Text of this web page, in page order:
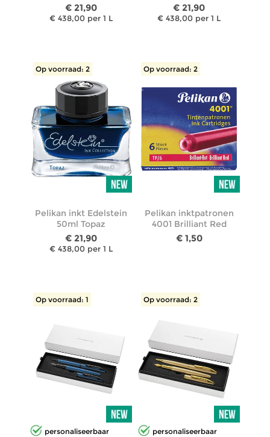
€ 21,90
€ 438,00 per 1 L
€ 21,90
€ 438,00 per 1 L
Op voorraad: 2
Pelikan inkt Edelstein
50ml Topaz
€ 21,90
€ 438,00 per 1 L
Op voorraad: 2
Pelikan inktpatronen
4001 Brilliant Red
€ 1,50
personaliseerbaar
Op voorraad: 1
personaliseerbaar
Op voorraad: 2